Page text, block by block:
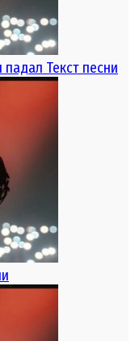
падал Текст песни